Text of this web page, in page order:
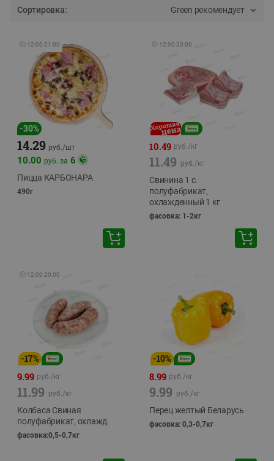
Сортировка: Green рекомендует
🕘 12:00-21:00
-30%
14.29 руб./шт
10.00 руб. за 6
Пицца КАРБОНАРА
490г
🕘 12:00-20:00
10.49 руб./кг
11.49 руб./кг
Свинина 1 с.
полуфабрикат,
охлажденный 1 кг
фасовка: 1-2кг
🕘 12:00-20:00
-17%
9.99 руб./кг
11.99 руб./кг
Колбаса Свиная
полуфабрикат, охлажд
фасовка:0,5-0,7кг
-10%
8.99 руб./кг
9.99 руб./кг
Перец желтый Беларусь
фасовка: 0,3-0,7кг